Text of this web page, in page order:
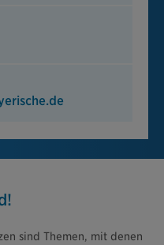
sind Themen, mit denen